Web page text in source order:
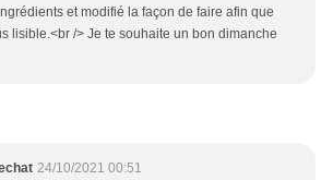
et modifié la façon de faire afin que
lisible.<br /> Je te souhaite un bon dimanche
24/10/2021 00:51